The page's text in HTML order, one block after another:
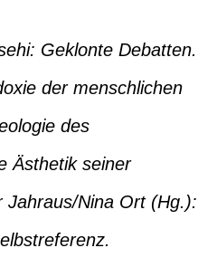
Geklonte Debatten.
der menschlichen
des
Ästhetik seiner
Jahraus/Nina Ort (Hg.):